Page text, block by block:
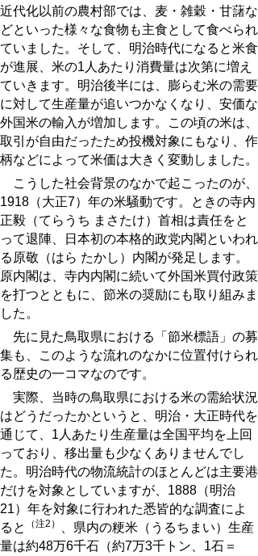
近代化以前の農村部では、麦・雑穀・甘藷な
どといった様々な食物も主食として食べられ
ていました。そして、明治時代になると米食
が進展、米の1人あたり消費量は次第に増え
ていきます。明治後半には、膨らむ米の需要
に対して生産量が追いつかなくなり、安価な
外国米の輸入が増加します。この頃の米は、
取引が自由だったため投機対象にもなり、作
柄などによって米価は大きく変動しました。
こうした社会背景のなかで起こったのが、
1918（大正7）年の米騒動です。ときの寺内
正毅（てらうち まさたけ）首相は責任をと
って退陣、日本初の本格的政党内閣といわれ
る原敬（はら たかし）内閣が発足します。
原内閣は、寺内内閣に続いて外国米買付政策
を打つとともに、節米の奨励にも取り組みま
した。
先に見た鳥取県における「節米標語」の募
集も、このような流れのなかに位置付けられ
る歴史の一コマなのです。
実際、当時の鳥取県における米の需給状況
はどうだったかというと、明治・大正時代を
通じて、1人あたり生産量は全国平均を上回
っており、移出量も少なくありませんでし
た。明治時代の物流統計のほとんどは主要港
だけを対象としていますが、1888（明治
21）年を対象に行われた悉皆的な調査によ
ると
（注2）
、県内の粳米（うるちまい）生産
量は約48万6千石（約7万3千トン、1石＝